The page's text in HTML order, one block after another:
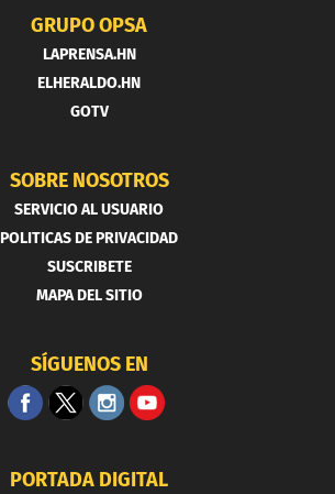
GRUPO OPSA
LAPRENSA.HN
ELHERALDO.HN
GOTV
SOBRE NOSOTROS
SERVICIO AL USUARIO
POLITICAS DE PRIVACIDAD
SUSCRIBETE
MAPA DEL SITIO
SÍGUENOS EN
PORTADA DIGITAL